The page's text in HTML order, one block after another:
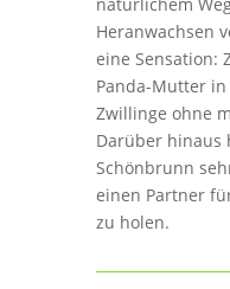
Heranwachsen
eine Sensation:
Panda-Mutter
Zwillinge ohne
Darüber hinaus
Schönbrunn
einen Partner
zu holen.